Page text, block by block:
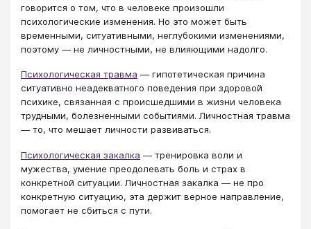
говорится о том, что в человеке произошли
психологические изменения. Но это может быть
временными, ситуативными, неглубокими изменениями,
поэтому — не личностными, не влияющими надолго.
Психологическая травма — гипотетическая причина
ситуативно неадекватного поведения при здоровой
психике, связанная с происшедшими в жизни человека
трудными, болезненными событиями. Личностная травма
— то, что мешает личности развиваться.
Психологическая закалка — тренировка воли и
мужества, умение преодолевать боль и страх в
конкретной ситуации. Личностная закалка — не про
конкретную ситуацию, эта держит верное направление,
помогает не сбиться с пути.